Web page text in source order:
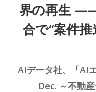
界の再生
合で“案件推
AIデータ社、「AI
Dec. ～不動